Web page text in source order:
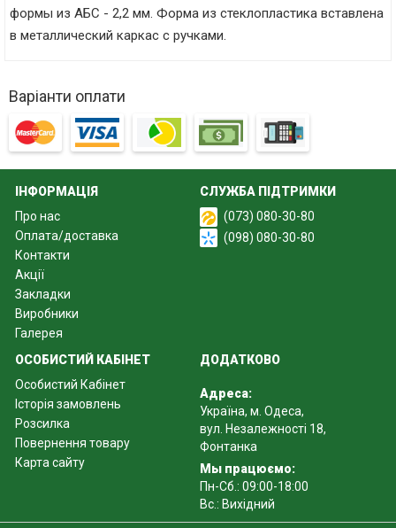
формы из АБС - 2,2 мм. Форма из стеклопластика вставлена
в металлический каркас с ручками.
Варіанти оплати
ІНФОРМАЦІЯ
Про нас
Оплата/доставка
Контакти
Акції
Закладки
Виробники
Галерея
СЛУЖБА ПІДТРИМКИ
(073) 080-30-80
(098) 080-30-80
ОСОБИСТИЙ КАБІНЕТ
Особистий Кабінет
Історія замовлень
Розсилка
Повернення товару
Карта сайту
ДОДАТКОВО
Адреса:
Україна, м. Одеса,
вул. Незалежності 18,
Фонтанка
Мы працюємо:
Пн-Сб.: 09:00-18:00
Вс.: Вихідний